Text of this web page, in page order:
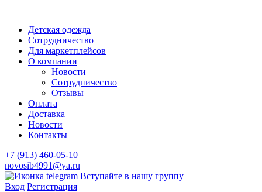
Детская одежда
Сотрудничество
Для маркетплейсов
О компании
Новости
Сотрудничество
Отзывы
Оплата
Доставка
Новости
Контакты
+7 (913) 460-05-10
novosib4991@ya.ru
Вступайте в нашу группу
Вход Регистрация